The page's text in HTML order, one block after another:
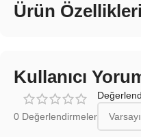
Ürün
Kullanıcı
0 Değerlendirmeler